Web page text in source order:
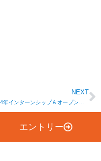
NEXT
エントリー